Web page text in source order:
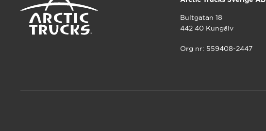
Bultgatan 18
442 40 Kungälv
Org nr: 559408-2447